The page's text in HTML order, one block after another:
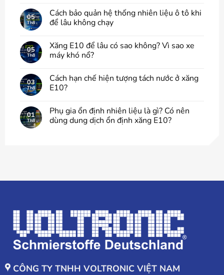
05
Th8
Cách bảo quản hệ thống nhiên liệu ô tô khi
để lâu không chạy
05
Th8
Xăng E10 để lâu có sao không? Vì sao xe
máy khó nổ?
03
Th8
Cách hạn chế hiện tượng tách nước ở xăng
E10?
01
Th8
Phụ gia ổn định nhiên liệu là gì? Có nên
dùng dung dịch ổn định xăng E10?
CÔNG TY TNHH VOLTRONIC VIỆT NAM